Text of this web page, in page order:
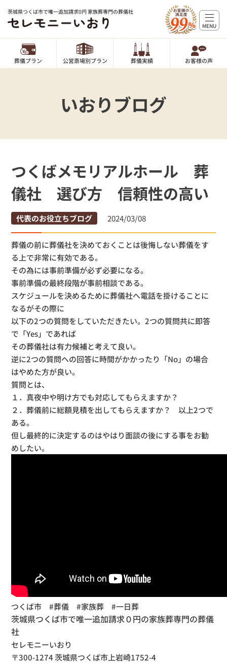
茨城県つくば市で唯一追加請求0円 家族葬専門の葬儀社
葬儀プラン 公営斎場別プラン 葬儀実績 お客様の声
MENU
いおりブログ
つくばメモリアルホール 葬
儀社 選び方 信頼性の高い
代表のお役立ちブログ 2024/03/08
葬儀の前に葬儀社を決めておくことは後悔しない葬儀をす
る上で非常に有効である。
その為には事前準備が必ず必要になる。
事前準備の最終段階が事前相談である。
スケジュールを決めるために葬儀社へ電話を掛けることに
なるがその際に
以下の2つの質問をしていただきたい。2つの質問共に即答
で「Yes」であれば
その葬儀社は有力候補と考えて良い。
逆に2つの質問への回答に時間がかかったり「No」の場合
はやめた方が良い。
質問とは、
１．真夜中や明け方でも対応してもらえますか？
２．葬儀前に総額見積を出してもらえますか？ 以上2つで
ある。
但し最終的に決定するのはやはり面談の後にする事をお勧
めしたい。
つくば市 #葬儀 #家族葬 #一日葬
茨城県つくば市で唯一追加請求０円の家族葬専門の葬儀
社
セレモニーいおり
〒300-1274 茨城県つくば市上岩崎1752-4